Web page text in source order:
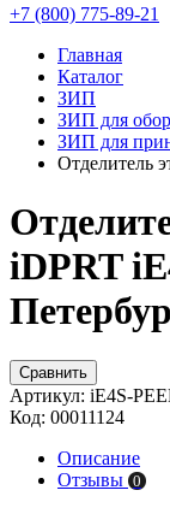
+7 (800) 775-89-21
Главная
Каталог
ЗИП
ЗИП для
ЗИП для
Отделитель
iDPRT
Сравнить
Артикул: iE4S-
Код: 00011124
Описание
Отзывы 0